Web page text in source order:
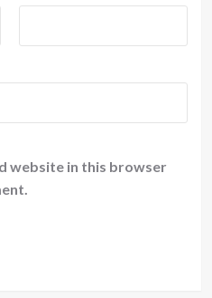
website in this browser